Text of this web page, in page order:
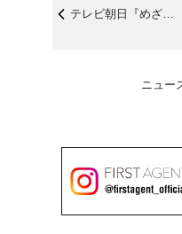
テレビ朝日『めざせ!切り出し職人』3/7...
ニュー